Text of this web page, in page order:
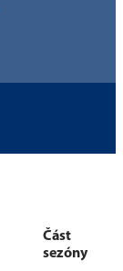
Část
sezóny